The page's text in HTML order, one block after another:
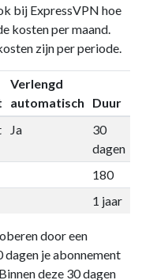
bij ExpressVPN hoe
kosten per maand.
zijn per periode.
Verlengd
automatisch
Duur
Ja
30
dagen
180
1 jaar
door een
dagen je abonnement
deze 30 dagen